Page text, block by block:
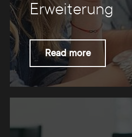
Erweiterung
Read more